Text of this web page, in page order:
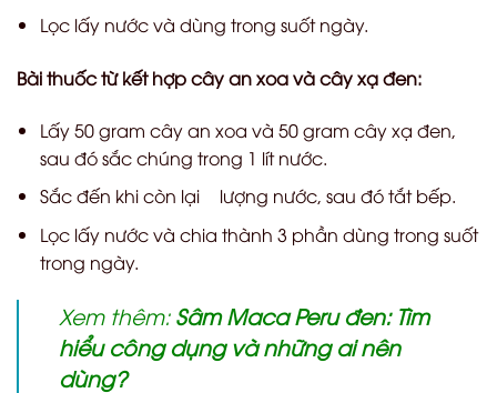
Lọc lấy nước và dùng trong suốt ngày.
Bài thuốc từ kết hợp cây an xoa và cây xạ đen:
Lấy 50 gram cây an xoa và 50 gram cây xạ đen,
sau đó sắc chúng trong 1 lít nước.
Sắc đến khi còn lại ½ lượng nước, sau đó tắt bếp.
Lọc lấy nước và chia thành 3 phần dùng trong suốt
trong ngày.
Xem thêm:Sâm Maca Peru đen: Tìm
hiểu công dụng và những ai nên
dùng?